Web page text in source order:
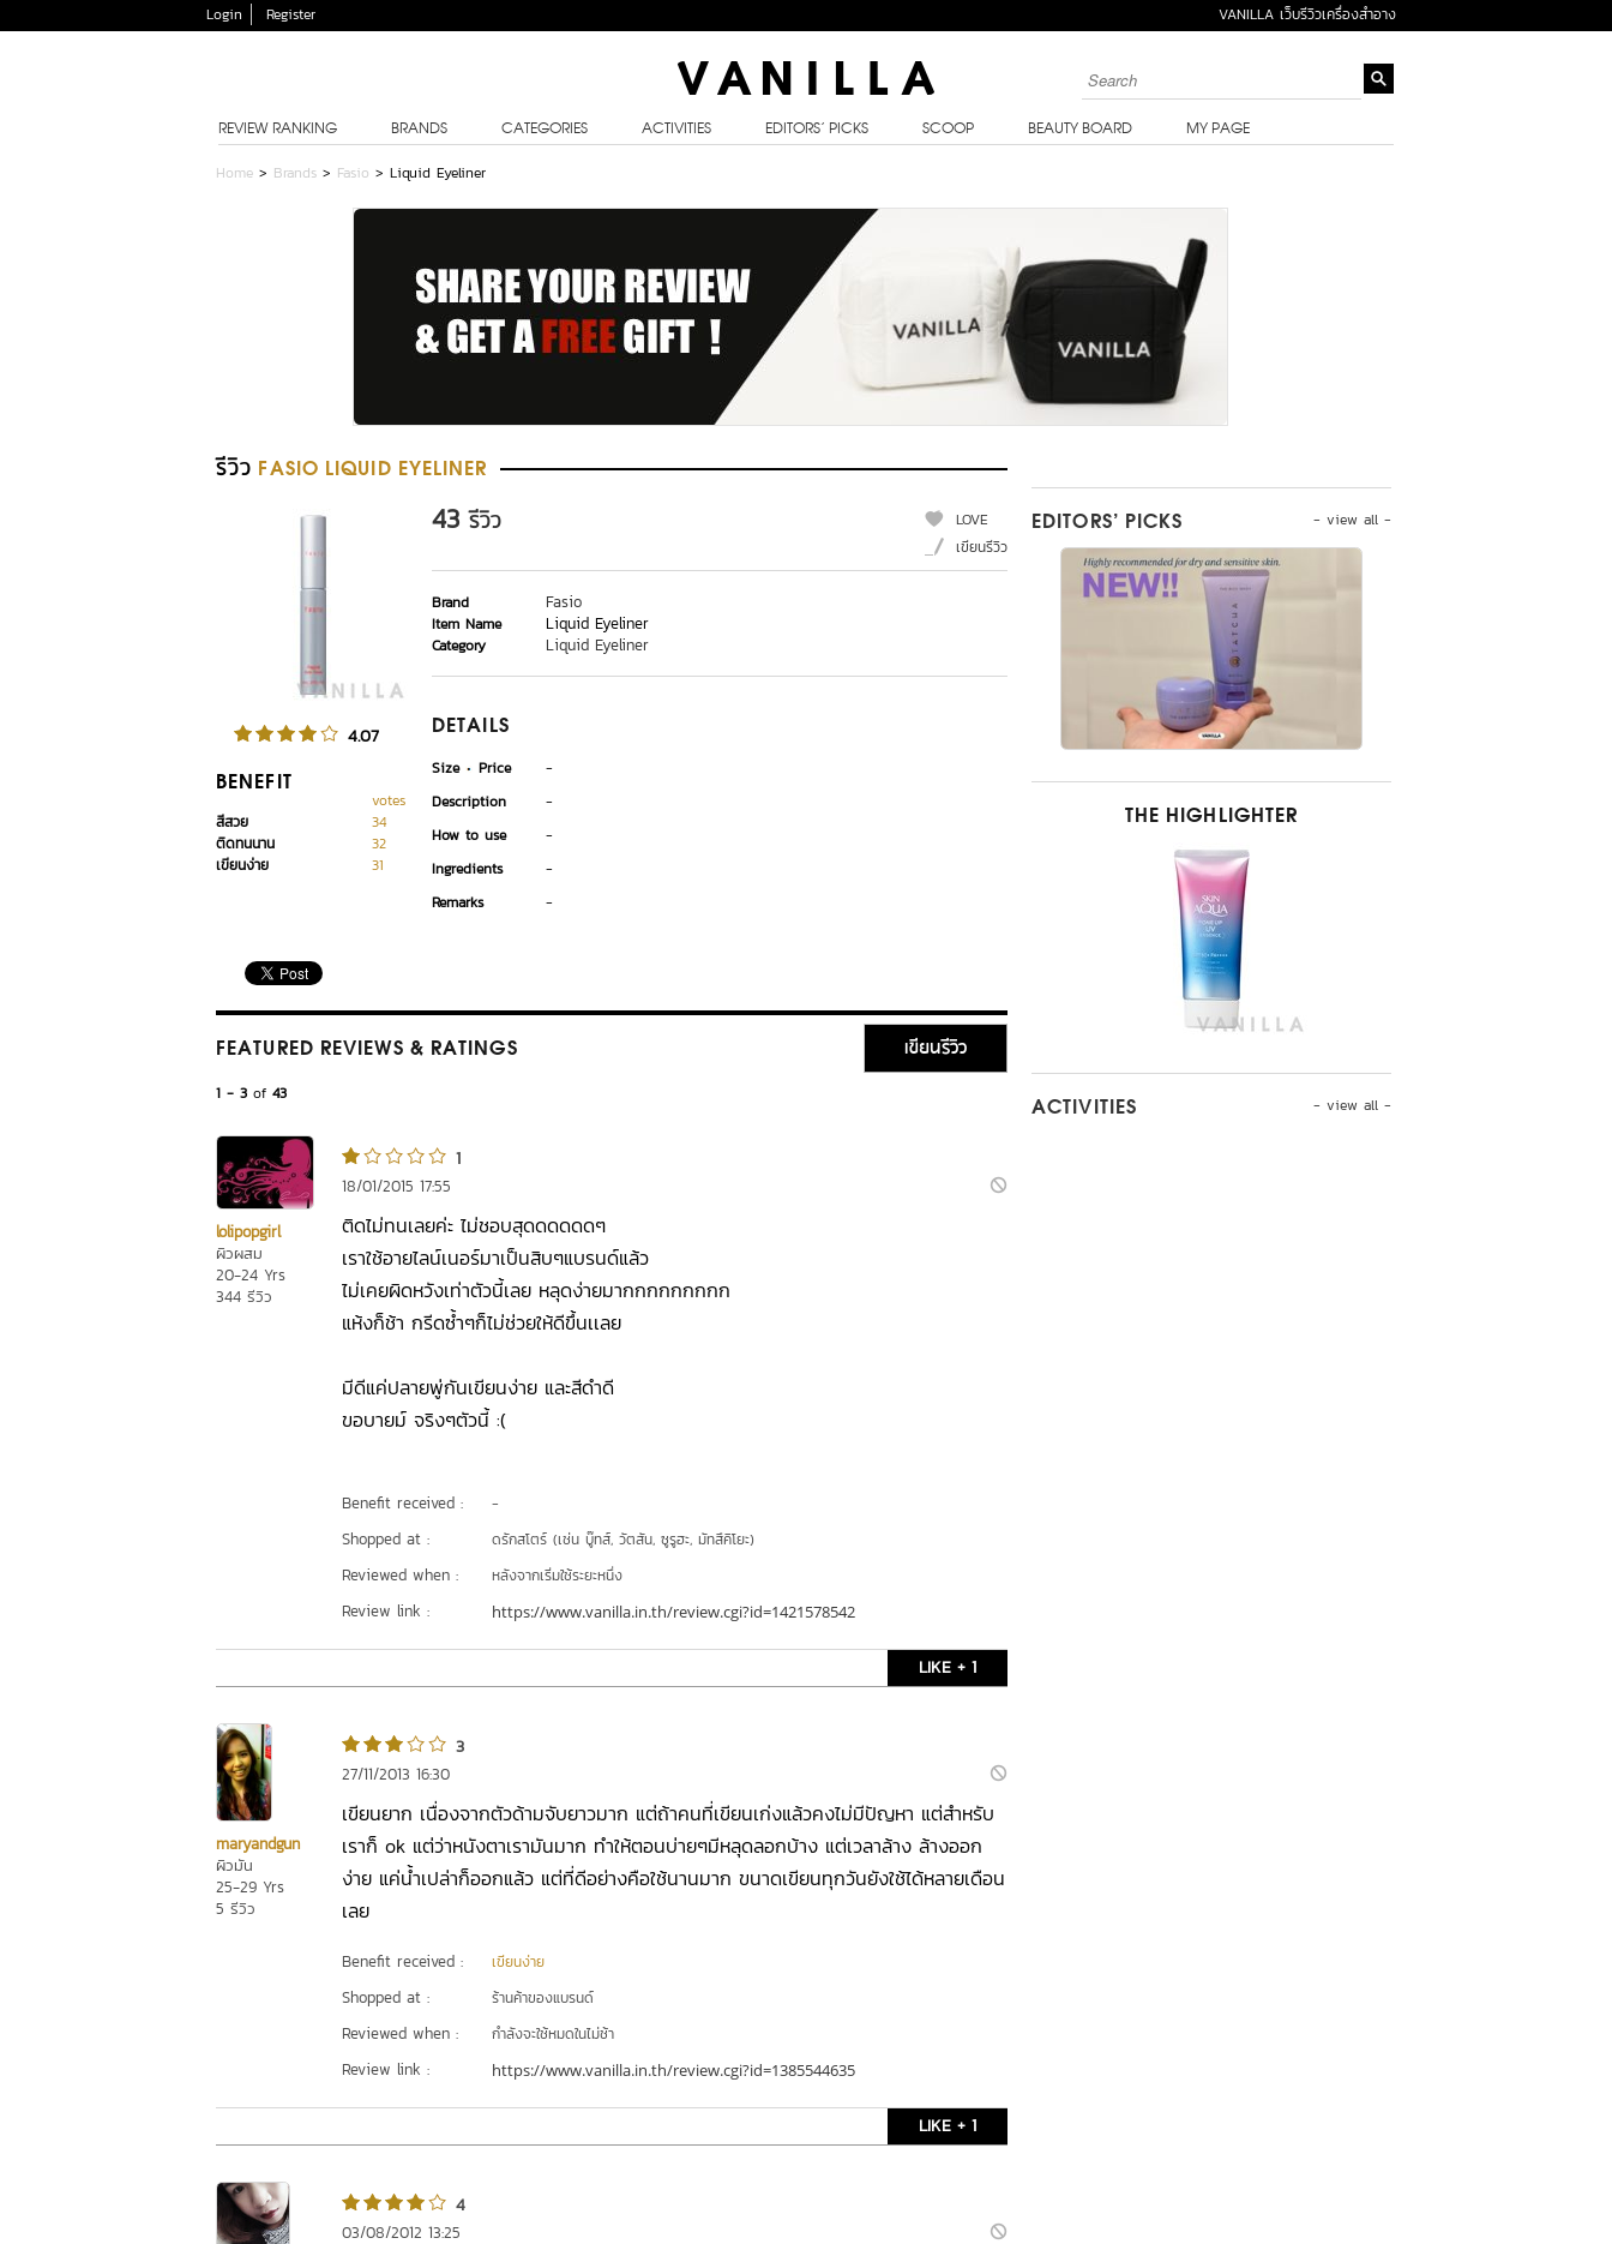
Login Register VANILLA เว็บรีวิวเครื่องสำอาง
REVIEW RANKING BRANDS CATEGORIES ACTIVITIES EDITORS’ PICKS SCOOP BEAUTY BOARD MY PAGE
Home > Brands > Fasio > Liquid Eyeliner
รีวิว FASIO LIQUID EYELINER
4.07
BENEFIT
votes
สีสวย
34
ติดทนนาน
32
เขียนง่าย
31
43 รีวิว
LOVE
เขียนรีวิว
Brand Fasio
Item Name Liquid Eyeliner
Category Liquid Eyeliner
DETAILS
Size Price
-
Description
-
How to use
-
Ingredients
-
Remarks
-
FEATURED REVIEWS & RATINGS เขียนรีวิว
1 - 3 of 43
lolipopgirl
ผิวผสม
20-24 Yrs
344 รีวิว
1
18/01/2015 17:55
ติดไม่ทนเลยค่ะ ไม่ชอบสุดดดดดดๆ
เราใช้อายไลน์เนอร์มาเป็นสิบๆแบรนด์แล้ว
ไม่เคยผิดหวังเท่าตัวนี้เลย หลุดง่ายมากกกกกกกกก
แห้งก็ช้า กรีดซ้ำๆก็ไม่ช่วยให้ดีขึ้นเเลย
มีดีแค่ปลายพู่กันเขียนง่าย และสีดำดี
ขอบายม์ จริงๆตัวนี้ :(
Benefit received : -
Shopped at : ดรักสโตร์ (เช่น บู๊ทส์, วัตสัน, ซูรูฮะ, มัทสึคิโยะ)
Reviewed when : หลังจากเริ่มใช้ระยะหนึ่ง
Review link : https://www.vanilla.in.th/review.cgi?id=1421578542
LIKE + 1
maryandgun
ผิวมัน
25-29 Yrs
5 รีวิว
3
27/11/2013 16:30
เขียนยาก เนื่องจากตัวด้ามจับยาวมาก แต่ถ้าคนที่เขียนเก่งแล้วคงไม่มีปัญหา แต่สำหรับ
เราก็ ok แต่ว่าหนังตาเรามันมาก ทำให้ตอนบ่ายๆมีหลุดลอกบ้าง แต่เวลาล้าง ล้างออก
ง่าย แค่น้ำเปล่าก็ออกแล้ว แต่ที่ดีอย่างคือใช้นานมาก ขนาดเขียนทุกวันยังใช้ได้หลายเดือน
เลย
Benefit received : เขียนง่าย
Shopped at : ร้านค้าของแบรนด์
Reviewed when : กำลังจะใช้หมดในไม่ช้า
Review link : https://www.vanilla.in.th/review.cgi?id=1385544635
LIKE + 1
4
03/08/2012 13:25
- view all -
EDITORS’ PICKS
THE HIGHLIGHTER
- view all -
ACTIVITIES